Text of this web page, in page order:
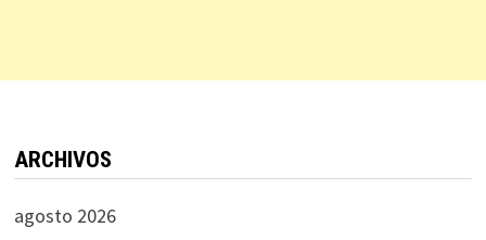
ARCHIVOS
agosto 2026